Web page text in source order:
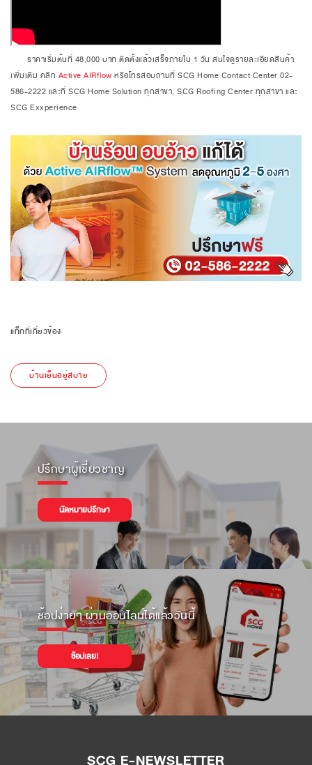
ราคาเริ่มต้นที่ 48,000 บาท ติดตั้งแล้วเสร็จภายใน 1 วัน สนใจดูรายละเอียดสินค้า
เพิ่มเติม คลิก Active AIRflow หรือโทรสอบถามที่ SCG Home Contact Center 02-
586-2222 และที่ SCG Home Solution ทุกสาขา, SCG Roofing Center ทุกสาขา และ
SCG Exxperience
แท็กที่เกี่ยวข้อง
บ้านเย็นอยู่สบาย
ปรึกษาผู้เชี่ยวชาญ
นัดหมายปรึกษา
ช้อปง่ายๆ ผ่านออนไลน์ได้แล้ววันนี้
ช้อปเลย!
SCG E-NEWSLETTER